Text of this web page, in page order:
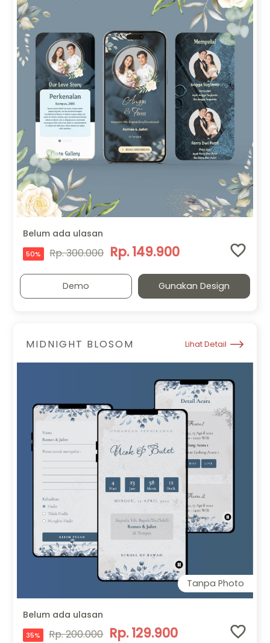
Belum ada ulasan
50% Rp. 300.000 Rp. 149.900
Demo Gunakan Design
MIDNIGHT BLOSOM Lihat Detail
Tanpa Photo
Belum ada ulasan
35% Rp. 200.000 Rp. 129.900